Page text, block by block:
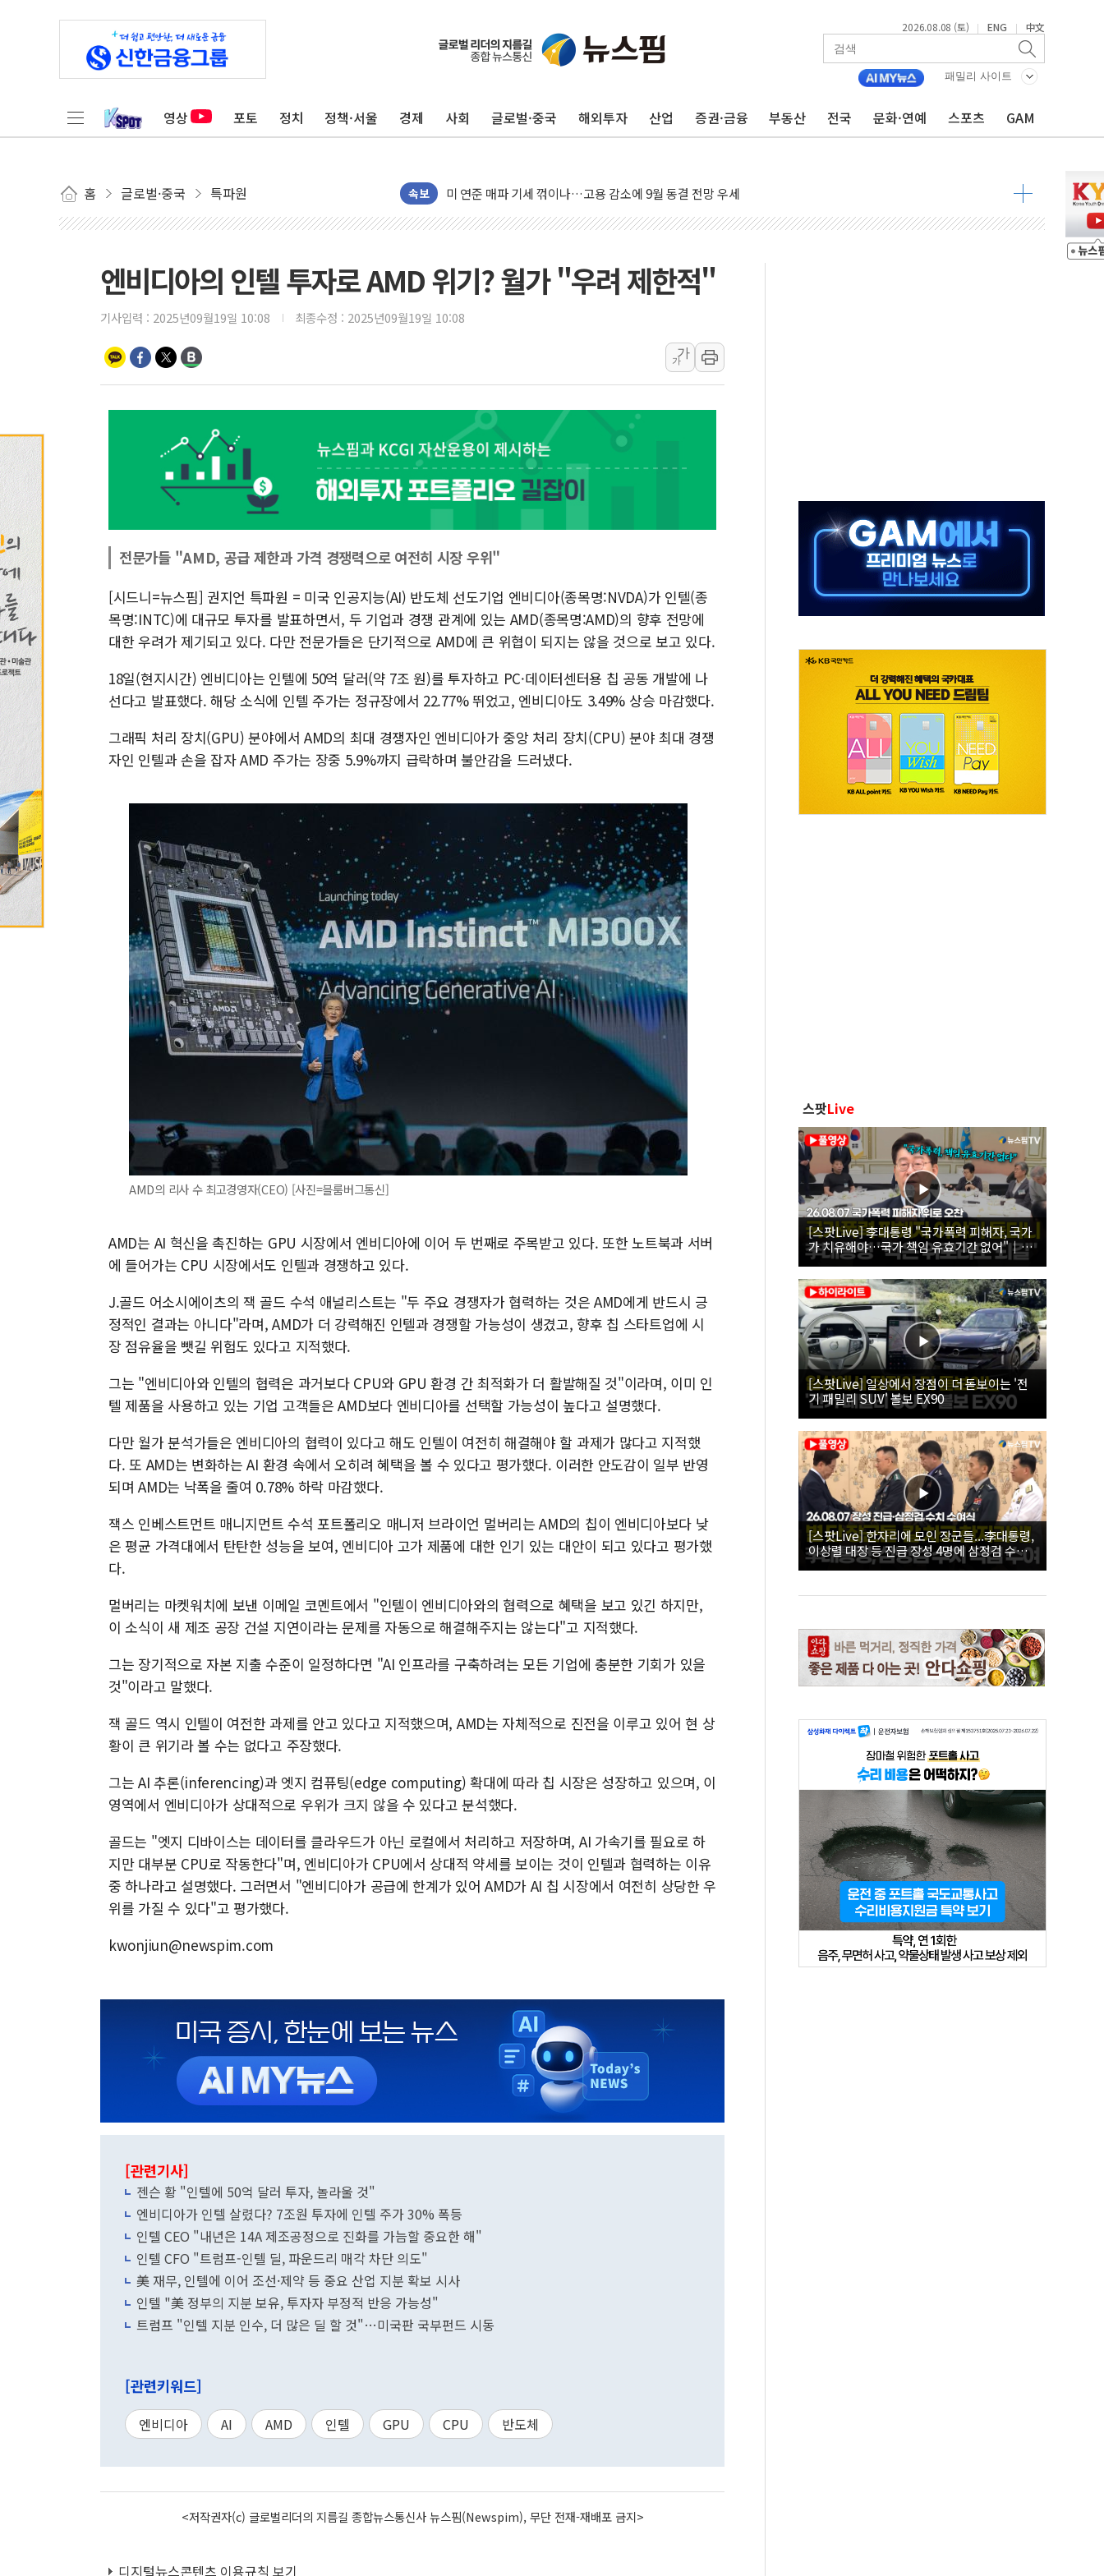
2026.08.08 (토) | ENG | 中文
패밀리 사이트
영상 포토 정치 정책·서울 경제 사회 글로벌·중국 해외투자 산업 증권·금융 부동산 전국 문화·연예 스포츠 GAM
홈 글로벌·중국 특파원 속보
민주, 오늘 제주·인천 경선 결과 발표...'김민석 재역전 vs 정청래 격차 확대'
한상협, 업계 개인정보 보안 새판 짠다…'자율규제단체' 타진
트럼프, 쿡 연준 이사 해임 재추진…"26일까지 의혹 소명" 요구
유럽증시, 美 고용 예상 밖 부진에 연준 금리 인상 가능성 낮아지며 상승… STOXX 600 지수는 나흘 연속 최고치
[종합] 이슬람 수니파 3국, '공동방위협정' 체결… 이스라엘·이란 위협에 맞설 자체 억지력 강화
트럼프, 백신·자폐증 행정명령 검토…"이르면 다음 주"
이란 핵심 원유 수출항 '하르그섬', 최근 1주일 이상 '올스톱'… 美 해상봉쇄 영향
美 고용 쇼크에 엔화 장중 급등…시장은 "또 개입했나" 촉각
[AI MY 뉴스] 뉴욕 반도체주 프리뷰...美 고용 쇼크에 반도체주 '활짝'
뉴욕증시 프리뷰, 美 고용 쇼크에 금리 인상 우려 후퇴…나스닥 선물 1%대 상승
[종합] 美 7월 고용 2만3000명 감소 '쇼크'…9월 금리 인상 기대 후퇴
[사진] 이슬람 수니파 3개국, 공동방위협정 체결
뉴욕증시 개장 전 특징주...아틀라시안·클라우드플레어·태양광주↑ VS 트레이드데스크·웬디스↓
보훈부, 미 DPAA와 MOU… "6·25 미군 실종자 7359명 끝까지 찾겠다"
트럼프 "금리 내려야"…파월 때와 달리 워시엔 톤 낮춰
특정 정치인 측근 포항시 정책특보 내정설...포항시 '시끌'
李 "해남 태양광, 대한민국 다음 100년 밑거름…수도권 집중 완화 전환점"
엔비디아의 인텔 투자로 AMD 위기? 월가 "우려 제한적"
기사입력 : 2025년09월19일 10:08 최종수정 : 2025년09월19일 10:08
가
가
전문가들 "AMD, 공급 제한과 가격 경쟁력으로 여전히 시장 우위"
[시드니=뉴스핌] 권지언 특파원 = 미국 인공지능(AI) 반도체 선도기업 엔비디아(종목명:NVDA)가 인텔(종
목명:INTC)에 대규모 투자를 발표하면서, 두 기업과 경쟁 관계에 있는 AMD(종목명:AMD)의 향후 전망에
대한 우려가 제기되고 있다. 다만 전문가들은 단기적으로 AMD에 큰 위협이 되지는 않을 것으로 보고 있다.
18일(현지시간) 엔비디아는 인텔에 50억 달러(약 7조 원)를 투자하고 PC·데이터센터용 칩 공동 개발에 나
선다고 발표했다. 해당 소식에 인텔 주가는 정규장에서 22.77% 뛰었고, 엔비디아도 3.49% 상승 마감했다.
그래픽 처리 장치(GPU) 분야에서 AMD의 최대 경쟁자인 엔비디아가 중앙 처리 장치(CPU) 분야 최대 경쟁
자인 인텔과 손을 잡자 AMD 주가는 장중 5.9%까지 급락하며 불안감을 드러냈다.
AMD의 리사 수 최고경영자(CEO) [사진=블룸버그통신]
AMD는 AI 혁신을 촉진하는 GPU 시장에서 엔비디아에 이어 두 번째로 주목받고 있다. 또한 노트북과 서버
에 들어가는 CPU 시장에서도 인텔과 경쟁하고 있다.
J.골드 어소시에이츠의 잭 골드 수석 애널리스트는 "두 주요 경쟁자가 협력하는 것은 AMD에게 반드시 긍
정적인 결과는 아니다"라며, AMD가 더 강력해진 인텔과 경쟁할 가능성이 생겼고, 향후 칩 스타트업에 시
장 점유율을 뺏길 위험도 있다고 지적했다.
그는 "엔비디아와 인텔의 협력은 과거보다 CPU와 GPU 환경 간 최적화가 더 활발해질 것"이라며, 이미 인
텔 제품을 사용하고 있는 기업 고객들은 AMD보다 엔비디아를 선택할 가능성이 높다고 설명했다.
다만 월가 분석가들은 엔비디아의 협력이 있다고 해도 인텔이 여전히 해결해야 할 과제가 많다고 지적했
다. 또 AMD는 변화하는 AI 환경 속에서 오히려 혜택을 볼 수 있다고 평가했다. 이러한 안도감이 일부 반영
되며 AMD는 낙폭을 줄여 0.78% 하락 마감했다.
잭스 인베스트먼트 매니지먼트 수석 포트폴리오 매니저 브라이언 멀버리는 AMD의 칩이 엔비디아보다 낮
은 평균 가격대에서 탄탄한 성능을 보여, 엔비디아 고가 제품에 대한 인기 있는 대안이 되고 있다고 평가했
다.
멀버리는 마켓워치에 보낸 이메일 코멘트에서 "인텔이 엔비디아와의 협력으로 혜택을 보고 있긴 하지만,
이 소식이 새 제조 공장 건설 지연이라는 문제를 자동으로 해결해주지는 않는다"고 지적했다.
그는 장기적으로 자본 지출 수준이 일정하다면 "AI 인프라를 구축하려는 모든 기업에 충분한 기회가 있을
것"이라고 말했다.
잭 골드 역시 인텔이 여전한 과제를 안고 있다고 지적했으며, AMD는 자체적으로 진전을 이루고 있어 현 상
황이 큰 위기라 볼 수는 없다고 주장했다.
그는 AI 추론(inferencing)과 엣지 컴퓨팅(edge computing) 확대에 따라 칩 시장은 성장하고 있으며, 이
영역에서 엔비디아가 상대적으로 우위가 크지 않을 수 있다고 분석했다.
골드는 "엣지 디바이스는 데이터를 클라우드가 아닌 로컬에서 처리하고 저장하며, AI 가속기를 필요로 하
지만 대부분 CPU로 작동한다"며, 엔비디아가 CPU에서 상대적 약세를 보이는 것이 인텔과 협력하는 이유
중 하나라고 설명했다. 그러면서 "엔비디아가 공급에 한계가 있어 AMD가 AI 칩 시장에서 여전히 상당한 우
위를 가질 수 있다"고 평가했다.
kwonjiun@newspim.com
[관련기사]
젠슨 황 "인텔에 50억 달러 투자, 놀라울 것"
엔비디아가 인텔 살렸다? 7조원 투자에 인텔 주가 30% 폭등
인텔 CEO "내년은 14A 제조공정으로 진화를 가늠할 중요한 해"
인텔 CFO "트럼프-인텔 딜, 파운드리 매각 차단 의도"
美 재무, 인텔에 이어 조선·제약 등 중요 산업 지분 확보 시사
인텔 "美 정부의 지분 보유, 투자자 부정적 반응 가능성"
트럼프 "인텔 지분 인수, 더 많은 딜 할 것"…미국판 국부펀드 시동
[관련키워드]
엔비디아 AI AMD 인텔 GPU CPU 반도체
<저작권자(c) 글로벌리더의 지름길 종합뉴스통신사 뉴스핌(Newspim), 무단 전재-재배포 금지>
디지털뉴스콘텐츠 이용규칙 보기
스팟Live
[스팟Live] 李대통령 "국가폭력 피해자, 국가
가 치유해야…국가 책임 유효기간 없어"｜
26.08.07 국가폭력 피해자 위로 오찬
[스팟Live] 일상에서 장점이 더 돋보이는 '전
기 패밀리 SUV' 볼보 EX90
[스팟Live] 한자리에 모인 장군들...李대통령,
이상렬 대장 등 진급 장성 4명에 삼정검 수치
직접 수여｜26.08.07 장성 진급·삼정검 수치